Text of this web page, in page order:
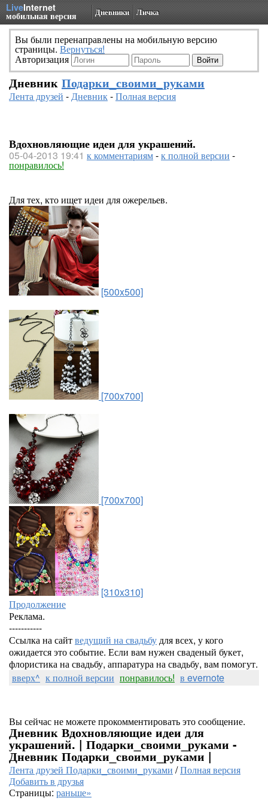
LiveInternet
мобильная версия Дневники Личка
Вы были перенаправлены на мобильную версию
страницы. Вернуться!
Авторизация
Дневник Подарки_своими_руками
Лента друзей -Дневник-Полная версия
Вдохновляющие идеи для украшений.
05-04-2013 19:41 к комментариям-к полной версии -
понравилось!
Для тех, кто ищет идеи для ожерельев.
[500x500]
[700x700]
[700x700]
[310x310]
Продолжение
Реклама.
-----------
Ссылка на сайтведущий на свадьбудля всех, у кого
ожидается это событие. Если вам нужен сваденый букет,
флористика на свадьбу, аппаратура на свадьбу, вам помогут.
вверх^ к полной версии понравилось! в evernote
Вы сейчас не можете прокомментировать это сообщение.
Дневник Вдохновляющие идеи для
украшений. | Подарки_своими_руками -
Дневник Подарки_своими_руками |
Лента друзей Подарки_своими_руками /Полная версия
Добавить в друзья
Страницы: раньше»